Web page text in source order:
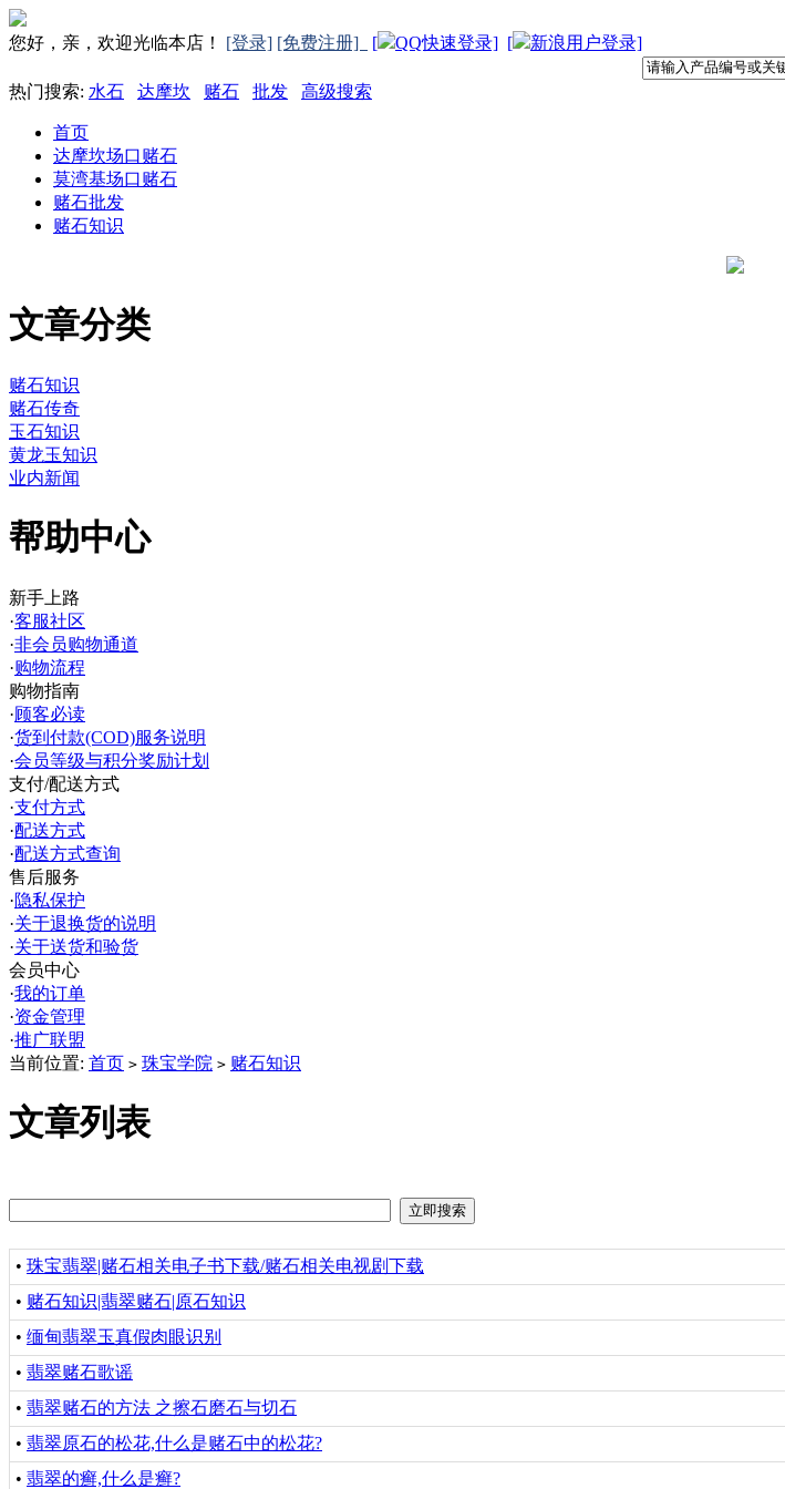
您好，亲，欢迎光临本店！ [登录] [免费注册] [ QQ快速登录] [ 新浪用户登录]
热门搜索: 水石 达摩坎 赌石 批发 高级搜索
首页
达摩坎场口赌石
莫湾基场口赌石
赌石批发
赌石知识
文章分类
赌石知识
赌石传奇
玉石知识
黄龙玉知识
业内新闻
帮助中心
新手上路
·客服社区
·非会员购物通道
·购物流程
购物指南
·顾客必读
·货到付款(COD)服务说明
·会员等级与积分奖励计划
支付/配送方式
·支付方式
·配送方式
·配送方式查询
售后服务
·隐私保护
·关于退换货的说明
·关于送货和验货
会员中心
·我的订单
·资金管理
·推广联盟
当前位置: 首页 > 珠宝学院 > 赌石知识
文章列表
• 珠宝翡翠|赌石相关电子书下载/赌石相关电视剧下载
• 赌石知识|翡翠赌石|原石知识
• 缅甸翡翠玉真假肉眼识别
• 翡翠赌石歌谣
• 翡翠赌石的方法 之擦石磨石与切石
• 翡翠原石的松花,什么是赌石中的松花?
• 翡翠的癣,什么是癣?